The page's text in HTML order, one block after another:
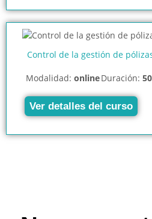
Control de la gestión de
Modalidad: onlineDuración:
Ver detalles del curso